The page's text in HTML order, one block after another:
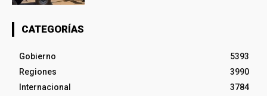
CATEGORÍAS
Gobierno
5393
Regiones
3990
Internacional
3784